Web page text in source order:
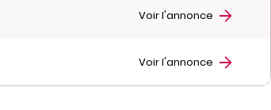
Voir l'annonce
Voir l'annonce